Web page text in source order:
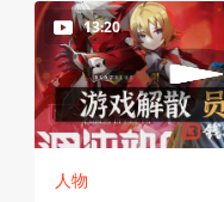
13:20
人物